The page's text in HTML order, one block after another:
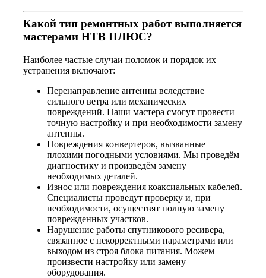
Какой тип ремонтных работ выполняется
мастерами НТВ ПЛЮС?
Наиболее частые случаи поломок и порядок их
устранения включают:
Перенаправление антенны вследствие
сильного ветра или механических
повреждений. Наши мастера смогут провести
точную настройку и при необходимости замену
антенны.
Повреждения конвертеров, вызванные
плохими погодными условиями. Мы проведём
диагностику и произведём замену
необходимых деталей.
Износ или повреждения коаксиальных кабелей.
Специалисты проведут проверку и, при
необходимости, осуществят полную замену
поврежденных участков.
Нарушение работы спутникового ресивера,
связанное с некорректными параметрами или
выходом из строя блока питания. Можем
произвести настройку или замену
оборудования.